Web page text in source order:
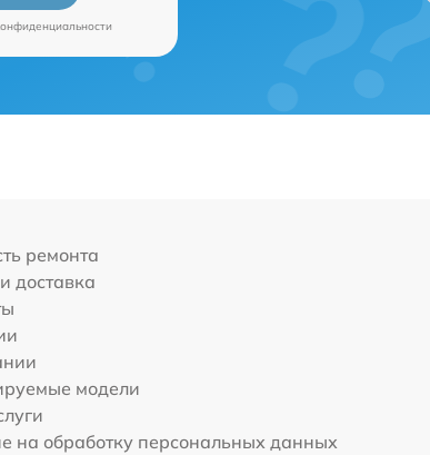
ремонта
доставка
модели
на обработку персональных данных